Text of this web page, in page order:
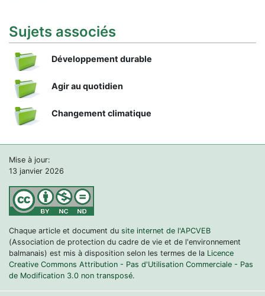
Sujets associés
Développement durable
Agir au quotidien
Changement climatique
Mise à jour:
13 janvier 2026
Chaque article et document du site internet de l'APCVEB
(Association de protection du cadre de vie et de l'environnement
balmanais) est mis à disposition selon les termes de la Licence
Creative Commons Attribution - Pas d'Utilisation Commerciale - Pas
de Modification 3.0 non transposé.